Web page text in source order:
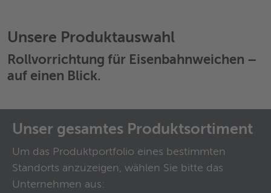
Unsere Produktauswahl
Rollvorrichtung für Eisenbahnweichen –
auf einen Blick.
Unser gesamtes Produktsortiment
Um das Produktportfolio eines bestimmten
Standorts anzuzeigen, wählen Sie bitte das
Unternehmen aus: